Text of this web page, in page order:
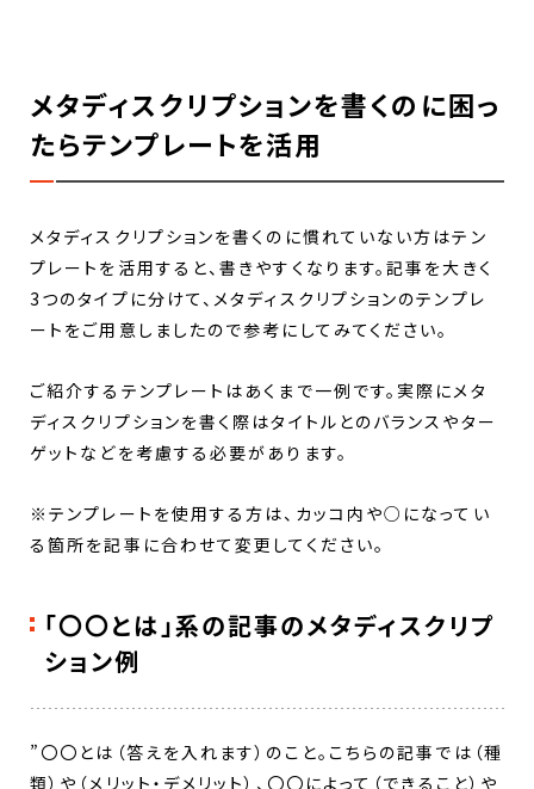
メタディスクリプションを書くのに困っ
たらテンプレートを活用
メタディスクリプションを書くのに慣れていない方はテン
プレートを活用すると、書きやすくなります。記事を大きく
3つのタイプに分けて、メタディスクリプションのテンプレ
ートをご用意しましたので参考にしてみてください。
ご紹介するテンプレートはあくまで一例です。実際にメタ
ディスクリプションを書く際はタイトルとのバランスやター
ゲットなどを考慮する必要があります。
※テンプレートを使用する方は、カッコ内や○になってい
る箇所を記事に合わせて変更してください。
「〇〇とは」系の記事のメタディスクリプ
ション例
”〇〇とは（答えを入れます）のこと。こちらの記事では（種
類）や（メリット・デメリット）、〇〇によって（できること）や